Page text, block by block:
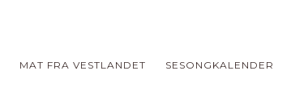
MAT FRA VESTLANDET SESONGKALENDER